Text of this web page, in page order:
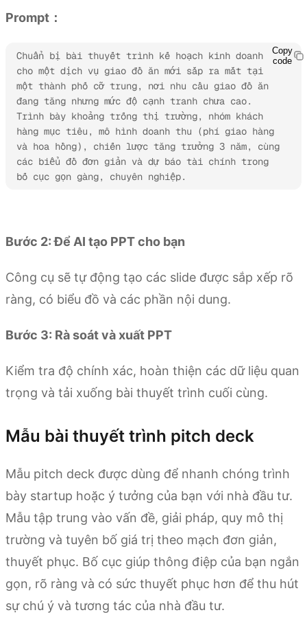
Prompt：
Chuẩn bị bài thuyết trình kế hoạch kinh doanh
cho một dịch vụ giao đồ ăn mới sắp ra mắt tại
một thành phố cỡ trung, nơi nhu cầu giao đồ ăn
đang tăng nhưng mức độ cạnh tranh chưa cao.
Trình bày khoảng trống thị trường, nhóm khách
hàng mục tiêu, mô hình doanh thu (phí giao hàng
và hoa hồng), chiến lược tăng trưởng 3 năm, cùng
các biểu đồ đơn giản và dự báo tài chính trong
bố cục gọn gàng, chuyên nghiệp.
Copy
code
Bước 2: Để AI tạo PPT cho bạn
Công cụ sẽ tự động tạo các slide được sắp xếp rõ
ràng, có biểu đồ và các phần nội dung.
Bước 3: Rà soát và xuất PPT
Kiểm tra độ chính xác, hoàn thiện các dữ liệu quan
trọng và tải xuống bài thuyết trình cuối cùng.
Mẫu bài thuyết trình pitch deck
Mẫu pitch deck được dùng để nhanh chóng trình
bày startup hoặc ý tưởng của bạn với nhà đầu tư.
Mẫu tập trung vào vấn đề, giải pháp, quy mô thị
trường và tuyên bố giá trị theo mạch đơn giản,
thuyết phục. Bố cục giúp thông điệp của bạn ngắn
gọn, rõ ràng và có sức thuyết phục hơn để thu hút
sự chú ý và tương tác của nhà đầu tư.